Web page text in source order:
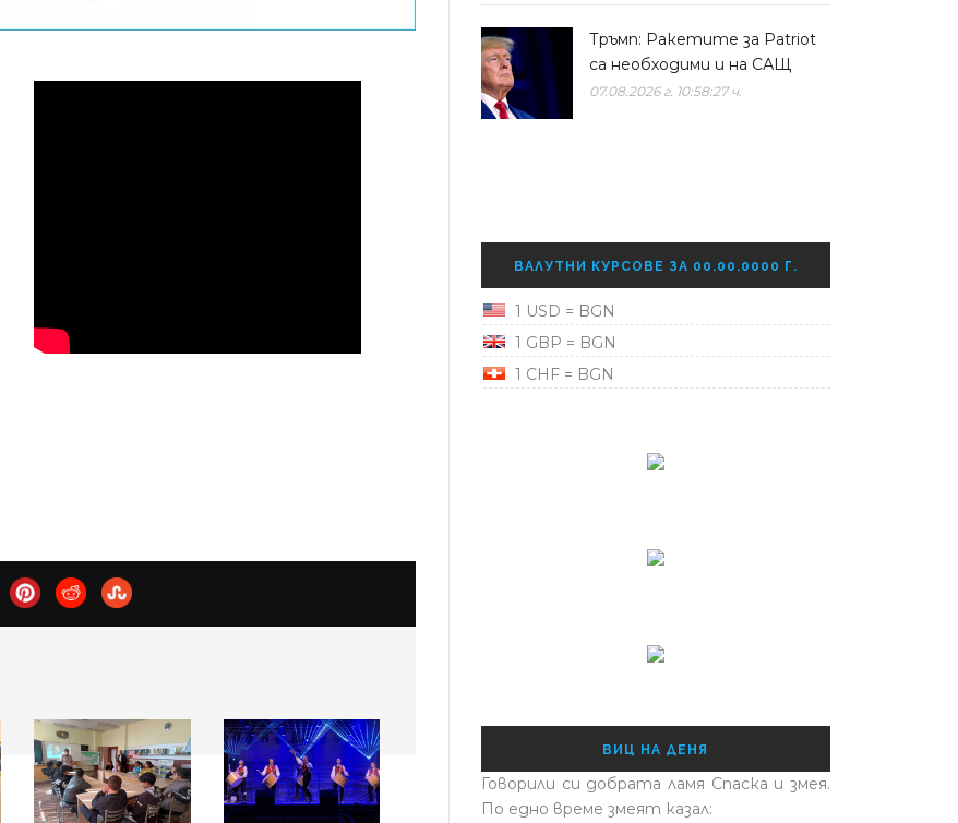
Тръмп: Ракетите за Patriot
са необходими и на САЩ
07.08.2026 г. 10:58:27 ч.
ВАЛУТНИ КУРСОВЕ ЗА 00.00.0000 Г.
1 USD = BGN
1 GBP = BGN
1 CHF = BGN
ВИЦ НА ДЕНЯ
Говорили си добрата ламя Спаска и змея.
По едно време змеят казал: